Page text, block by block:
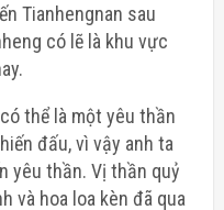
Tianhengnan sau
có lẽ là khu vực
thể là một yêu thần
đấu, vì vậy anh ta
yêu thần. Vị thần quỷ
và hoa loa kèn đã qua